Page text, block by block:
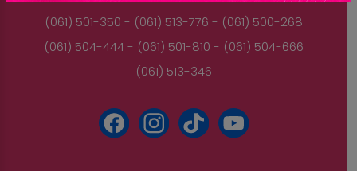
(061) 501-350 - (061) 513-776 - (061) 500-268
(061) 504-444 - (061) 501-810 - (061) 504-666
(061) 513-346